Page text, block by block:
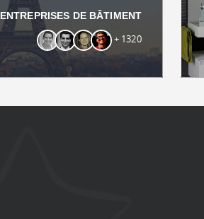
ENTREPRISES DE BÂTIMENT
+ 1320